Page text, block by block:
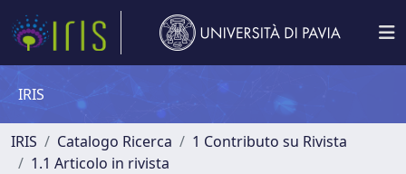
IRIS
IRIS Catalogo Ricerca
1 Contributo su Rivista
1.1 Articolo in rivista